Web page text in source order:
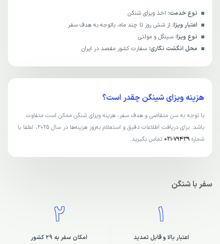
نوع خدمت: اخذ ویزای شنگن
اعتبار ویزا: از شش روز تا چند ماه، باتوجه به هدف سفر
نوع ویزا: سینگل و مولتی
محل انگشت نگاری: سفارت کشور مقصد در ایران
هزینه ویزای شینگن چقدر است؟
با توجه به سن متقاضی و هدف سفر، هزینه ویزای شنگن ممکن است متفاوت
باشد. برای دریافت اطلاعات دقیق و استعلام به‌روز هزینه‌ها در سال 2025، لطفا با
شماره 79439-021 تماس بگیرید.
سفر با شنگن
1
اعتبار بالا و قابل تمدید
2
امکان سفر به 29 کشور